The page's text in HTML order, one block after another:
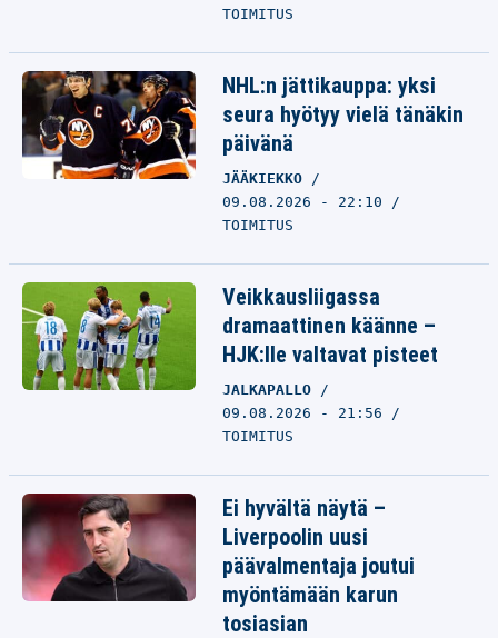
TOIMITUS
NHL:n jättikauppa: yksi
seura hyötyy vielä tänäkin
päivänä
JÄÄKIEKKO
09.08.2026 - 22:10
TOIMITUS
Veikkausliigassa
dramaattinen käänne –
HJK:lle valtavat pisteet
JALKAPALLO
09.08.2026 - 21:56
TOIMITUS
Ei hyvältä näytä –
Liverpoolin uusi
päävalmentaja joutui
myöntämään karun
tosiasian